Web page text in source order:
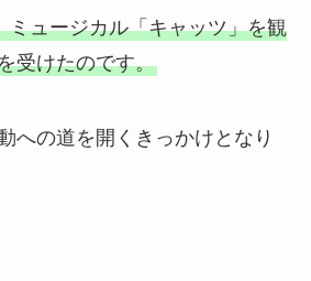
ミュージカル「キャッツ」を観
受けたのです。
への道を開くきっかけとなり